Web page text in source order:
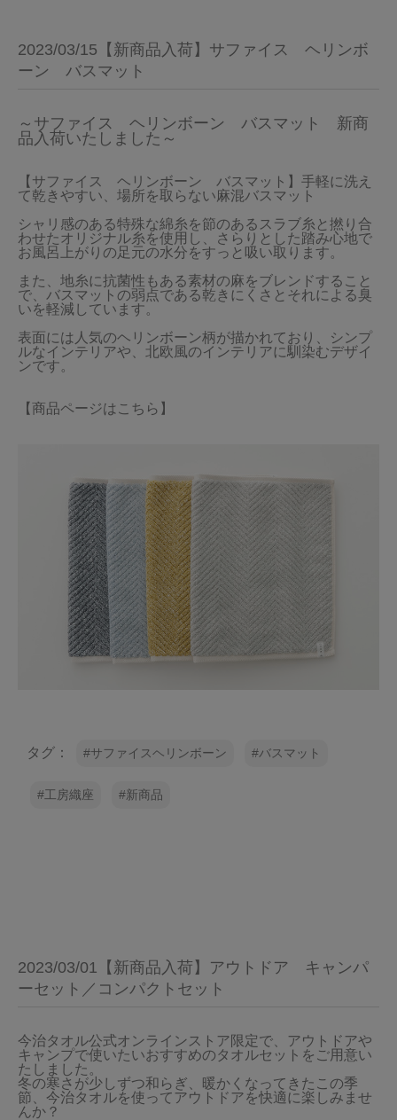
2023/03/15【新商品入荷】サファイス ヘリンボ
ーン バスマット
～サファイス　ヘリンボーン　バスマット　新商
品入荷いたしました～
【サファイス　ヘリンボーン　バスマット】手軽に洗え
て乾きやすい、場所を取らない麻混バスマット
シャリ感のある特殊な綿糸を節のあるスラブ糸と撚り合
わせたオリジナル糸を使用し、さらりとした踏み心地で
お風呂上がりの足元の水分をすっと吸い取ります。
また、地糸に抗菌性もある素材の麻をブレンドすること
で、バスマットの弱点である乾きにくさとそれによる臭
いを軽減しています。
表面には人気のヘリンボーン柄が描かれており、シンプ
ルなインテリアや、北欧風のインテリアに馴染むデザイ
【商品ページはこちら】
タグ： サファイスヘリンボーン バスマット
工房織座 新商品
2023/03/01【新商品入荷】アウトドア キャンパ
ーセット／コンパクトセット
今治タオル公式オンラインストア限定で、アウトドアや
キャンプで使いたいおすすめのタオルセットをご用意い
たしました。
冬の寒さが少しずつ和らぎ、暖かくなってきたこの季
節、今治タオルを使ってアウトドアを快適に楽しみませ
んか？